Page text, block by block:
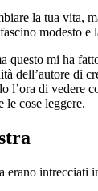
la tua
modesto e
questo mi ha
dell’autore di
di vedere
le cose leggere.
erano